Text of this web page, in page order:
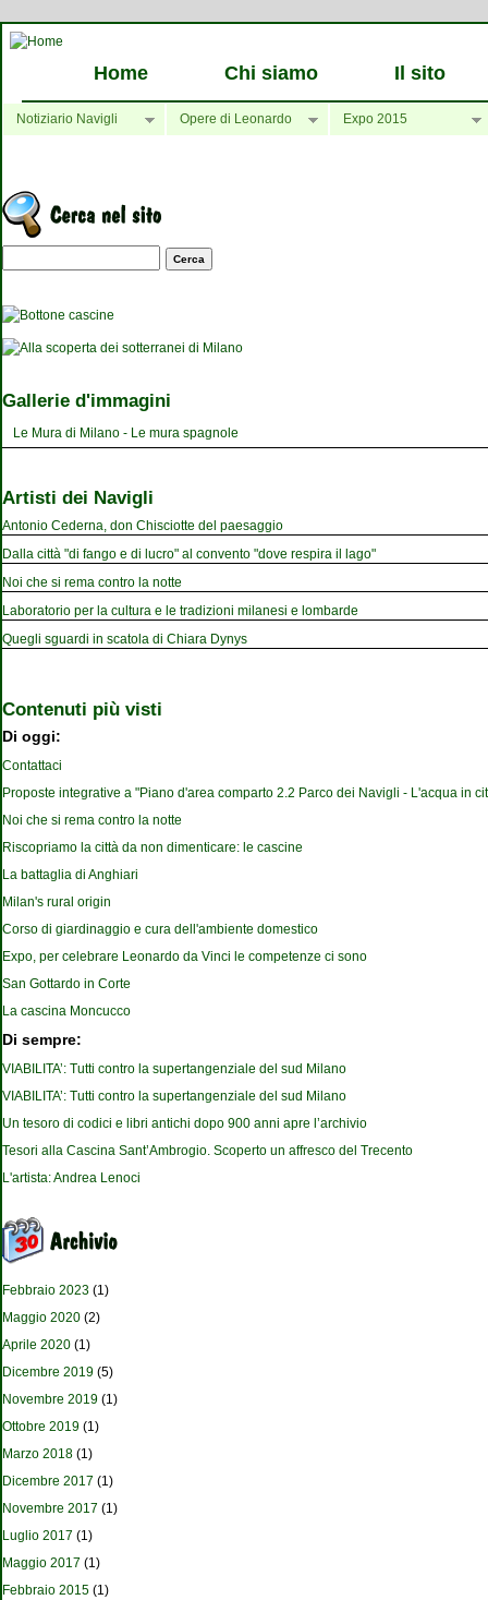
Home Chi siamo Il sito
Notiziario Navigli Opere di Leonardo Expo 2015
Maschera di ricerca
Gallerie d'immagini
Le Mura di Milano - Le mura spagnole
Artisti dei Navigli
Antonio Cederna, don Chisciotte del paesaggio
Dalla città "di fango e di lucro" al convento "dove respira il lago"
Noi che si rema contro la notte
Laboratorio per la cultura e le tradizioni milanesi e lombarde
Quegli sguardi in scatola di Chiara Dynys
Contenuti più visti
Di oggi:
Contattaci
Proposte integrative a "Piano d'area comparto 2.2 Parco dei Navigli - L'acqua in
Noi che si rema contro la notte
Riscopriamo la città da non dimenticare: le cascine
La battaglia di Anghiari
Milan's rural origin
Corso di giardinaggio e cura dell'ambiente domestico
Expo, per celebrare Leonardo da Vinci le competenze ci sono
San Gottardo in Corte
La cascina Moncucco
Di sempre:
VIABILITA’: Tutti contro la supertangenziale del sud Milano
VIABILITA’: Tutti contro la supertangenziale del sud Milano
Un tesoro di codici e libri antichi dopo 900 anni apre l’archivio
Tesori alla Cascina Sant’Ambrogio. Scoperto un affresco del Trecento
L'artista: Andrea Lenoci
Febbraio 2023 (1)
Maggio 2020 (2)
Aprile 2020 (1)
Dicembre 2019 (5)
Novembre 2019 (1)
Ottobre 2019 (1)
Marzo 2018 (1)
Dicembre 2017 (1)
Novembre 2017 (1)
Luglio 2017 (1)
Maggio 2017 (1)
Febbraio 2015 (1)